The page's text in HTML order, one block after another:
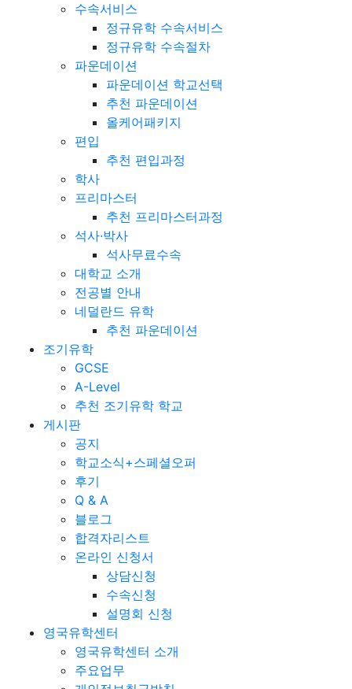
수속서비스
정규유학 수속서비스
정규유학 수속절차
파운데이션
파운데이션 학교선택
추천 파운데이션
올케어패키지
편입
추천 편입과정
학사
프리마스터
추천 프리마스터과정
석사·박사
석사무료수속
대학교 소개
전공별 안내
네덜란드 유학
추천 파운데이션
조기유학
GCSE
A-Level
추천 조기유학 학교
게시판
공지
학교소식+스페셜오퍼
후기
Q & A
블로그
합격자리스트
온라인 신청서
상담신청
수속신청
설명회 신청
영국유학센터
영국유학센터 소개
주요업무